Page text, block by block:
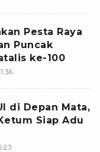
Pesta Raya
Puncak
ke-100
di Depan Mata,
Siap Adu